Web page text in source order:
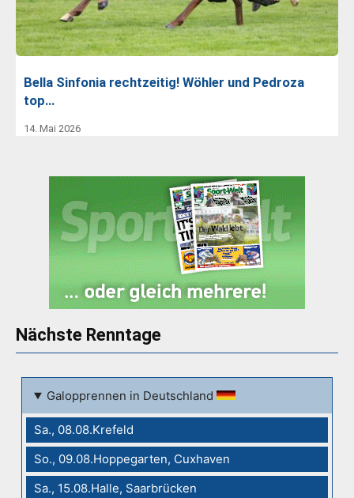
Bella Sinfonia rechtzeitig! Wöhler und Pedroza
top…
14. Mai 2026
Nächste Renntage
Galopprennen in Deutschland
Sa., 08.08.Krefeld
So., 09.08.Hoppegarten, Cuxhaven
Sa., 15.08.Halle, Saarbrücken